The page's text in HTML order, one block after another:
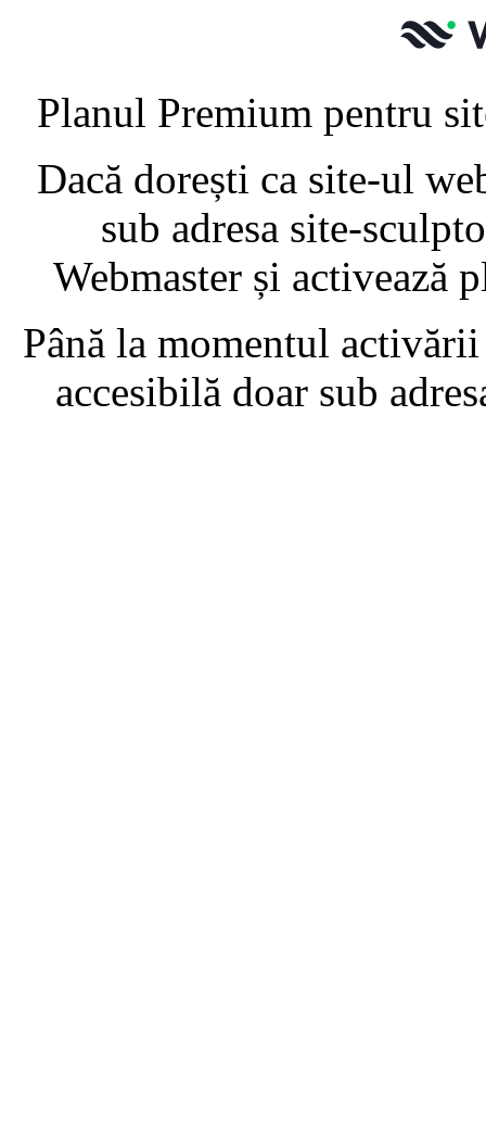
Planul Premium pentru
Dacă dorești ca site-ul
sub adresa site-
Webmaster și activează
Până la momentul
accesibilă doar sub